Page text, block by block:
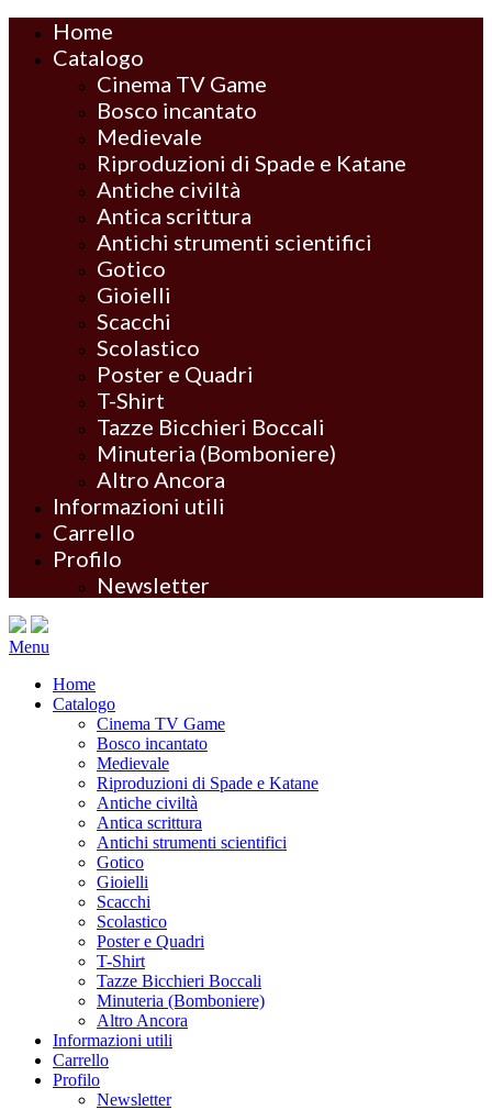
Home
Catalogo
Cinema TV Game
Bosco incantato
Medievale
Riproduzioni di Spade e Katane
Antiche civiltà
Antica scrittura
Antichi strumenti scientifici
Gotico
Gioielli
Scacchi
Scolastico
Poster e Quadri
T-Shirt
Tazze Bicchieri Boccali
Minuteria (Bomboniere)
Altro Ancora
Informazioni utili
Carrello
Profilo
Newsletter
Menu
Home
Catalogo
Cinema TV Game
Bosco incantato
Medievale
Riproduzioni di Spade e Katane
Antiche civiltà
Antica scrittura
Antichi strumenti scientifici
Gotico
Gioielli
Scacchi
Scolastico
Poster e Quadri
T-Shirt
Tazze Bicchieri Boccali
Minuteria (Bomboniere)
Altro Ancora
Informazioni utili
Carrello
Profilo
Newsletter